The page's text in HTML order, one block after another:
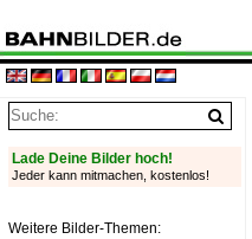
Lade Deine Bilder hoch!
Jeder kann mitmachen, kostenlos!
Weitere Bilder-Themen: